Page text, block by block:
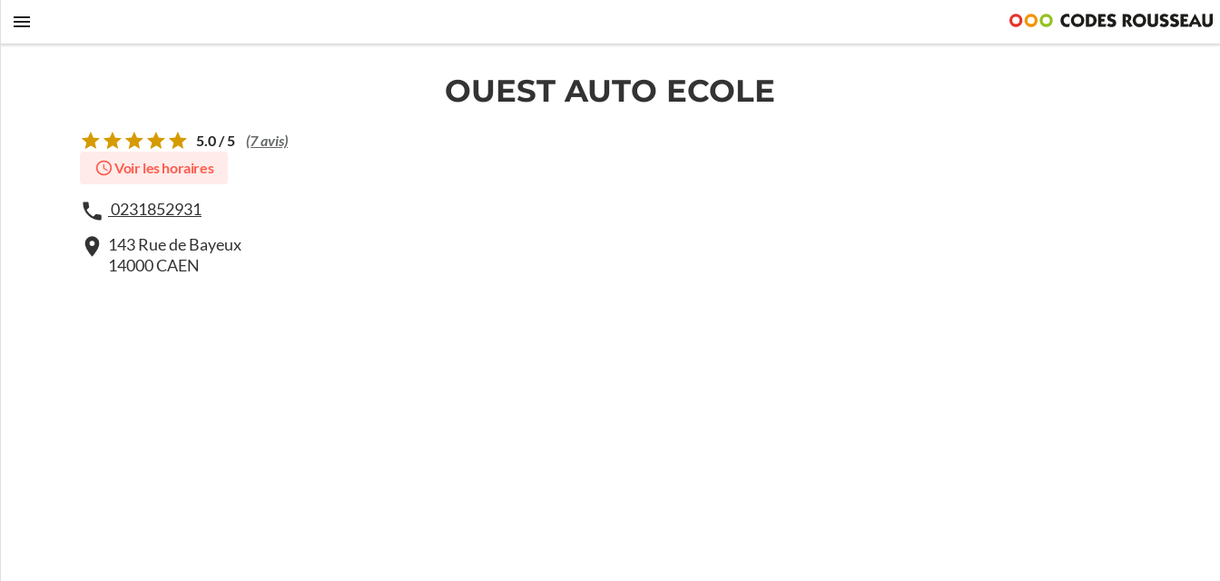
OUEST AUTO ECOLE
5.0 / 5 (7 avis)
Voir les horaires
0231852931
143 Rue de Bayeux
14000 CAEN